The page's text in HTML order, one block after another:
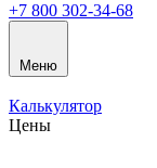
+7 800 302-34-68
Меню
Калькулятор
Цены